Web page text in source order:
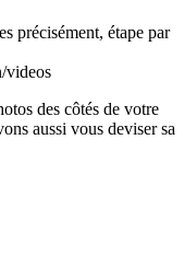
précisément, étape par
videos
des côtés de votre
aussi vous deviser sa